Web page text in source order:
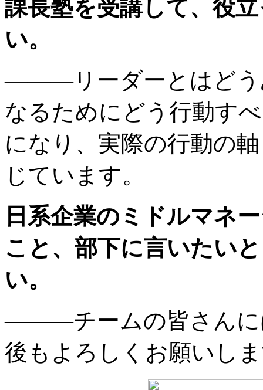
課長塾を受講して、役
い。
———リーダーとはどう
なるためにどう行動す
になり、実際の行動の
じています。
日系企業のミドルマネ
こと、部下に言いたい
い。
———チームの皆さんに
後もよろしくお願いし